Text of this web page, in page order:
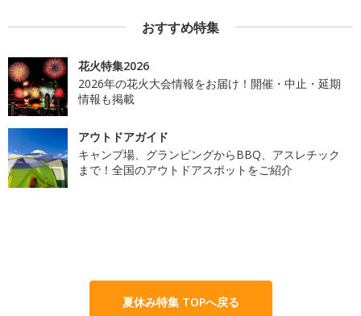
おすすめ特集
花火特集2026
2026年の花火大会情報をお届け！開催・中止・延期
情報も掲載
アウトドアガイド
キャンプ場、グランピングからBBQ、アスレチック
まで！全国のアウトドアスポットをご紹介
夏休み特集 TOPへ戻る